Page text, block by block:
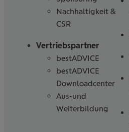
Nachhaltigkeit &
CSR
Vertriebspartner
bestADVICE
bestADVICE
Downloadcenter
Aus-und
Weiterbildung